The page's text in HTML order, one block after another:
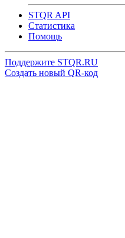
STQR API
Cтатистика
Помощь
Поддержите STQR.RU
Создать новый QR-код